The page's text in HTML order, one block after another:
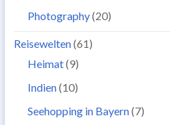
Photography(20)
Reisewelten(61)
Heimat(9)
Indien(10)
Seehopping in Bayern(7)